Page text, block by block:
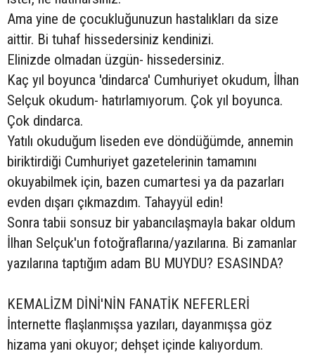
Ama yine de çocukluğunuzun hastalıkları da size
aittir. Bi tuhaf hissedersiniz kendinizi.
Elinizde olmadan üzgün- hissedersiniz.
Kaç yıl boyunca 'dindarca' Cumhuriyet okudum, İlhan
Selçuk okudum- hatırlamıyorum. Çok yıl boyunca.
Çok dindarca.
Yatılı okuduğum liseden eve döndüğümde, annemin
biriktirdiği Cumhuriyet gazetelerinin tamamını
okuyabilmek için, bazen cumartesi ya da pazarları
evden dışarı çıkmazdım. Tahayyül edin!
Sonra tabii sonsuz bir yabancılaşmayla bakar oldum
İlhan Selçuk'un fotoğraflarına/yazılarına. Bi zamanlar
yazılarına taptığım adam BU MUYDU? ESASINDA?
KEMALİZM DİNİ'NİN FANATİK NEFERLERİ
İnternette flaşlanmışsa yazıları, dayanmışsa göz
hizama yani okuyor; dehşet içinde kalıyordum.